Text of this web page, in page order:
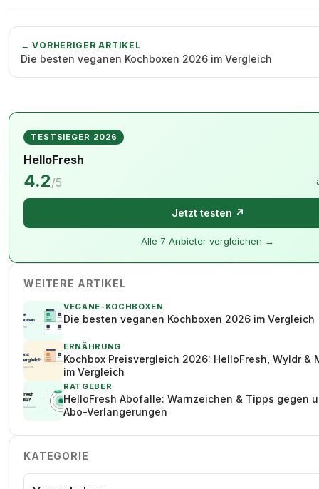
← VORHERIGER ARTIKEL
Die besten veganen Kochboxen 2026 im Vergleich
TESTSIEGER 2026
HelloFresh
4.2/5
Jetzt testen ↗
Alle 7 Anbieter vergleichen →
WEITERE ARTIKEL
VEGANE-KOCHBOXEN
Die besten veganen Kochboxen 2026 im Vergleich
ERNÄHRUNG
Kochbox Preisvergleich 2026: HelloFresh, Wyldr &
im Vergleich
RATGEBER
HelloFresh Abofalle: Warnzeichen & Tipps gegen
Abo-Verlängerungen
KATEGORIE